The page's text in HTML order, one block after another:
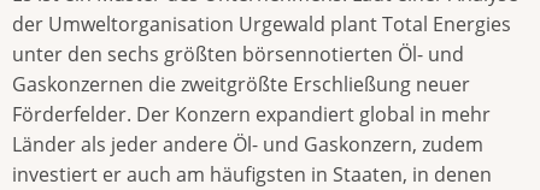
der Umweltorganisation Urgewald plant Total Energies
unter den sechs größten börsennotierten Öl- und
Gaskonzernen die zweitgrößte Erschließung neuer
Förderfelder. Der Konzern expandiert global in mehr
Länder als jeder andere Öl- und Gaskonzern, zudem
investiert er auch am häufigsten in Staaten, in denen